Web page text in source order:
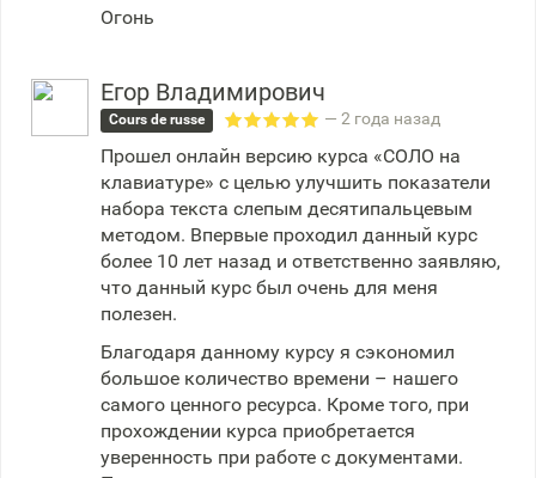
Огонь
Егор Владимирович
Cours de russe — 2 года назад
Прошел онлайн версию курса «СОЛО на
клавиатуре» с целью улучшить показатели
набора текста слепым десятипальцевым
методом. Впервые проходил данный курс
более 10 лет назад и ответственно заявляю,
что данный курс был очень для меня
полезен.
Благодаря данному курсу я сэкономил
большое количество времени – нашего
самого ценного ресурса. Кроме того, при
прохождении курса приобретается
уверенность при работе с документами.